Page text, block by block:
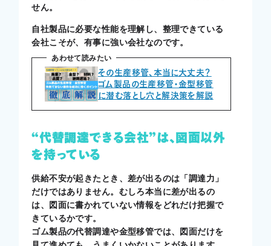
せん。
自社製品に必要な性能を理解し、整理できている
会社こそが、有事に強い会社なのです。
あわせて読みたい
その生産移管、本当に大丈夫？
ゴム製品の生産移管・金型移管
に潜む落とし穴と解決策を解説
“代替調達できる会社”は、図面以外
を持っている
供給不安が起きたとき、差が出るのは「調達力」
だけではありません。むしろ本当に差が出るの
は、図面に書かれていない情報をどれだけ把握で
きているかです。
ゴム製品の代替調達や金型移管では、図面だけを